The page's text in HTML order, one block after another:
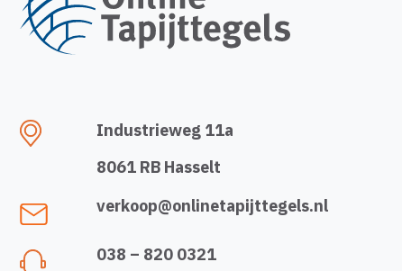
Industrieweg 11a
8061 RB Hasselt
verkoop@onlinetapijttegels.nl
038 – 820 0321